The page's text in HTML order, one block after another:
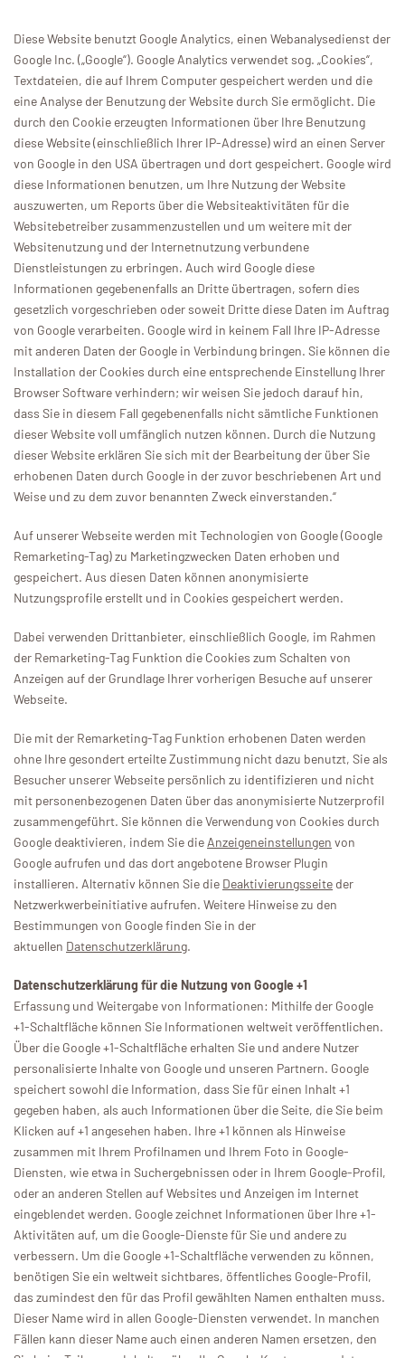
Lüdersburg
Schloss Lüdersburg ist der perfekte Heimkurs für Sie.
Jetzt Mitglied werden
Diese Website benutzt Google Analytics, einen Webanalysedienst der
Google Inc. („Google“). Google Analytics verwendet sog. „Cookies“,
Textdateien, die auf Ihrem Computer gespeichert werden und die
eine Analyse der Benutzung der Website durch Sie ermöglicht. Die
durch den Cookie erzeugten Informationen über Ihre Benutzung
diese Website (einschließlich Ihrer IP-Adresse) wird an einen Server
von Google in den USA übertragen und dort gespeichert. Google wird
diese Informationen benutzen, um Ihre Nutzung der Website
auszuwerten, um Reports über die Websiteaktivitäten für die
Websitebetreiber zusammenzustellen und um weitere mit der
Websitenutzung und der Internetnutzung verbundene
Dienstleistungen zu erbringen. Auch wird Google diese
Informationen gegebenenfalls an Dritte übertragen, sofern dies
gesetzlich vorgeschrieben oder soweit Dritte diese Daten im Auftrag
von Google verarbeiten. Google wird in keinem Fall Ihre IP-Adresse
mit anderen Daten der Google in Verbindung bringen. Sie können die
Installation der Cookies durch eine entsprechende Einstellung Ihrer
Browser Software verhindern; wir weisen Sie jedoch darauf hin,
dass Sie in diesem Fall gegebenenfalls nicht sämtliche Funktionen
dieser Website voll umfänglich nutzen können. Durch die Nutzung
dieser Website erklären Sie sich mit der Bearbeitung der über Sie
erhobenen Daten durch Google in der zuvor beschriebenen Art und
Weise und zu dem zuvor benannten Zweck einverstanden.“
Auf unserer Webseite werden mit Technologien von Google (Google
Remarketing-Tag) zu Marketingzwecken Daten erhoben und
gespeichert. Aus diesen Daten können anonymisierte
Nutzungsprofile erstellt und in Cookies gespeichert werden.
Dabei verwenden Drittanbieter, einschließlich Google, im Rahmen
der Remarketing-Tag Funktion die Cookies zum Schalten von
Anzeigen auf der Grundlage Ihrer vorherigen Besuche auf unserer
Webseite.
Die mit der Remarketing-Tag Funktion erhobenen Daten werden
ohne Ihre gesondert erteilte Zustimmung nicht dazu benutzt, Sie als
Besucher unserer Webseite persönlich zu identifizieren und nicht
mit personenbezogenen Daten über das anonymisierte Nutzerprofil
zusammengeführt. Sie können die Verwendung von Cookies durch
Google deaktivieren, indem Sie die Anzeigeneinstellungen von
Google aufrufen und das dort angebotene Browser Plugin
installieren. Alternativ können Sie die Deaktivierungsseite der
Netzwerkwerbeinitiative aufrufen. Weitere Hinweise zu den
Bestimmungen von Google finden Sie in der
aktuellen Datenschutzerklärung.
Datenschutzerklärung für die Nutzung von Google +1
Erfassung und Weitergabe von Informationen: Mithilfe der Google
+1-Schaltfläche können Sie Informationen weltweit veröffentlichen.
Über die Google +1-Schaltfläche erhalten Sie und andere Nutzer
personalisierte Inhalte von Google und unseren Partnern. Google
speichert sowohl die Information, dass Sie für einen Inhalt +1
gegeben haben, als auch Informationen über die Seite, die Sie beim
Klicken auf +1 angesehen haben. Ihre +1 können als Hinweise
zusammen mit Ihrem Profilnamen und Ihrem Foto in Google-
Diensten, wie etwa in Suchergebnissen oder in Ihrem Google-Profil,
oder an anderen Stellen auf Websites und Anzeigen im Internet
eingeblendet werden. Google zeichnet Informationen über Ihre +1-
Aktivitäten auf, um die Google-Dienste für Sie und andere zu
verbessern. Um die Google +1-Schaltfläche verwenden zu können,
benötigen Sie ein weltweit sichtbares, öffentliches Google-Profil,
das zumindest den für das Profil gewählten Namen enthalten muss.
Dieser Name wird in allen Google-Diensten verwendet. In manchen
Fällen kann dieser Name auch einen anderen Namen ersetzen, den